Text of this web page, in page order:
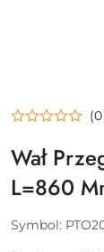
Wał
L=860
Symbol: